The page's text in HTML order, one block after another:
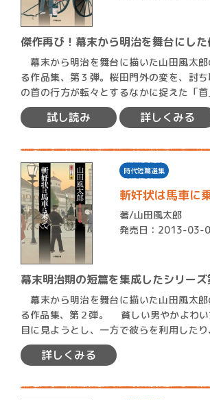
傑作再び！幕末から明治を舞台にし
幕末から明治を舞台に描いた山田風太
る作品集、第３弾。桜田門外の変を、討
の首の行方が転々とするなかに捉えた「
ニコラス…
試し読み 詳しくみる
時代短篇選集
斬奸状は馬車に
著/山田風太郎
発売日：2013-03-
幕末明治期の短篇を集成したシリー
幕末から明治を舞台に描いた山田風太
る作品集、第２弾。 貧しい男やかよわい女の犯した罪は大
目に見ようとし、一方で彼らを利用した
で巻…
詳しくみる